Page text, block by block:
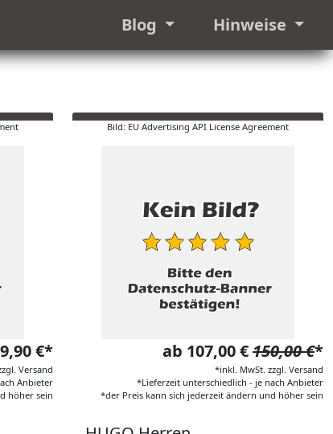
Blog Hinweise
€*
Versand
Anbieter
höher sein
Bild: EU Advertising API License Agreement
ab 107,00 €150,00 €*
*inkl. MwSt. zzgl. Versand
*Lieferzeit unterschiedlich - je nach Anbieter
*der Preis kann sich jederzeit ändern und höher sein